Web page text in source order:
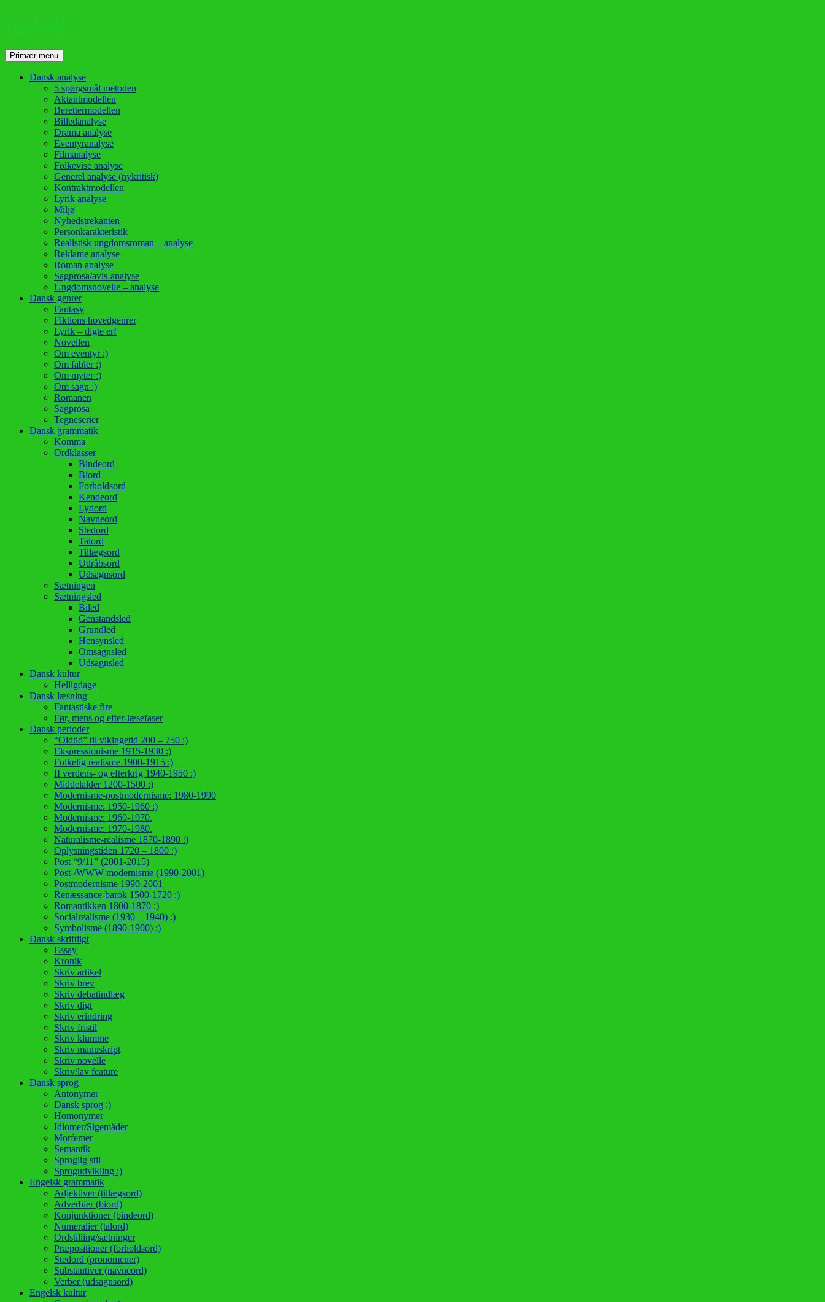
SøgPrimær menu Hop
til
indhold
Dansk analyse
5 spørgsmål metoden
Aktantmodellen
Berettermodellen
Billedanalyse
Drama analyse
Eventyranalyse
Filmanalyse
Folkevise analyse
Generel analyse (nykritisk)
Kontraktmodellen
Lyrik analyse
Miljø
Nyhedstrekanten
Personkarakteristik
Realistisk ungdomsroman – analyse
Reklame analyse
Roman analyse
Sagprosa/avis-analyse
Ungdomsnovelle – analyse
Dansk genrer
Fantasy
Fiktions hovedgenrer
Lyrik – digte er!
Novellen
Om eventyr :)
Om fabler :)
Om myter :)
Om sagn :)
Romanen
Sagprosa
Tegneserier
Dansk grammatik
Komma
Ordklasser
Bindeord
Biord
Forholdsord
Kendeord
Lydord
Navneord
Stedord
Talord
Tillægsord
Udråbsord
Udsagnsord
Sætningen
Sætningsled
Biled
Genstandsled
Grundled
Hensynsled
Omsagnsled
Udsagnsled
Dansk kultur
Helligdage
Dansk læsning
Fantastiske fire
Før, mens og efter-læsefaser
Dansk perioder
“Oldtid” til vikingetid 200 – 750 :)
Ekspressionisme 1915-1930 :)
Folkelig realisme 1900-1915 :)
II verdens- og efterkrig 1940-1950 :)
Middelalder 1200-1500 :)
Modernisme-postmodernisme: 1980-1990
Modernisme: 1950-1960 :)
Modernisme: 1960-1970.
Modernisme: 1970-1980.
Naturalisme-realisme 1870-1890 :)
Oplysningstiden 1720 – 1800 :)
Post “9/11” (2001-2015)
Post-/WWW-modernisme (1990-2001)
Postmodernisme 1990-2001
Renæssance-barok 1500-1720 :)
Romantikken 1800-1870 :)
Socialrealisme (1930 – 1940) :)
Symbolisme (1890-1900) :)
Dansk skriftligt
Essay
Kronik
Skriv artikel
Skriv brev
Skriv debatindlæg
Skriv digt
Skriv erindring
Skriv fristil
Skriv klumme
Skriv manuskript
Skriv novelle
Skriv/lav feature
Dansk sprog
Antonymer
Dansk sprog :)
Homonymer
Idiomer/Sigemåder
Morfemer
Semantik
Sproglig stil
Sprogudvikling :)
Engelsk grammatik
Adjektiver (tillægsord)
Adverbier (biord)
Konjunktioner (bindeord)
Numeralier (talord)
Ordstilling/sætninger
Præpositioner (forholdsord)
Stedord (pronomener)
Substantiver (navneord)
Verber (udsagnsord)
Engelsk kultur